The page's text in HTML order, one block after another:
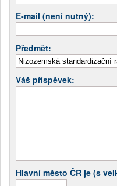
E-mail (není nutný):
Předmět:
Váš příspěvek:
Hlavní město ČR je (s